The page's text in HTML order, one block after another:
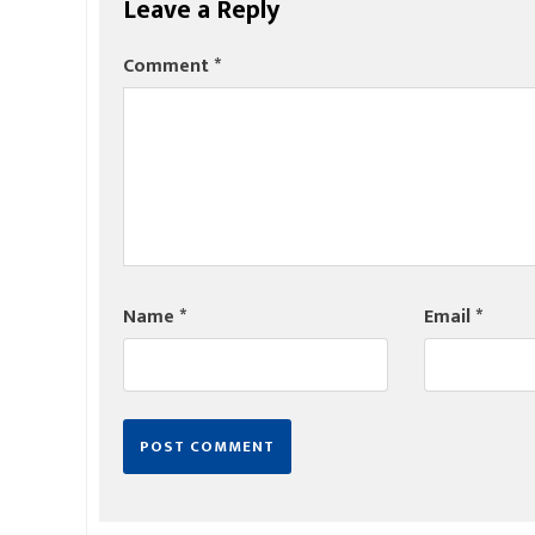
Leave a Reply
Comment*
Name* Email*